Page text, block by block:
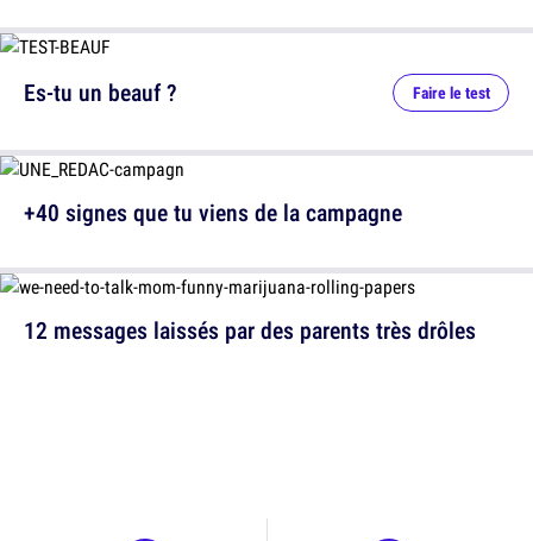
12 messages laissés par des parents très drôles
Es-tu un beauf ? Faire le test
+40 signes que tu viens de la campagne